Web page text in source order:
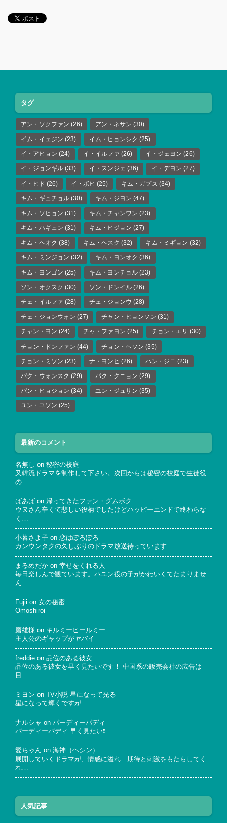
タグ
アン・ソクファン (26) アン・ネサン (30)
イム・イェジン (23) イム・ヒョンシク (25)
イ・アヒョン (24) イ・イルファ (26) イ・ジェヨン (26)
イ・ジョンギル (33) イ・スンジェ (36) イ・デヨン (27)
イ・ヒド (26) イ・ボヒ (25) キム・ガプス (34)
キム・ギュチョル (30) キム・ジヨン (47)
キム・ソヒョン (31) キム・チャンワン (23)
キム・ハギュン (31) キム・ヒジョン (27)
キム・ヘオク (38) キム・ヘスク (32) キム・ミギョン (32)
キム・ミンジョン (32) キム・ヨンオク (36)
キム・ヨンゴン (25) キム・ヨンチョル (23)
ソン・オクスク (30) ソン・ドンイル (26)
チェ・イルファ (28) チェ・ジョンウ (28)
チェ・ジョンウォン (27) チャン・ヒョンソン (31)
チャン・ヨン (24) チャ・ファヨン (25) チョン・エリ (30)
チョン・ドンファン (44) チョン・ヘソン (35)
チョン・ミソン (23) ナ・ヨンヒ (26) ハン・ジニ (23)
パク・ウォンスク (29) パク・クニョン (29)
パン・ヒョジョン (34) ユン・ジュサン (35)
ユン・ユソン (25)
最新のコメント
名無し on 秘密の校庭
又韓流ドラマを制作して下さい。次回からは秘密の校庭で生徒役
の…
ばあば on 帰ってきたファン・グムボク
ウヌさん辛くて悲しい役柄でしたけどハッピーエンドで終わらな
く…
小暮さよ子 on 恋はぽろぽろ
カンウンタクの久しぶりのドラマ放送待っています
まるめだか on 幸せをくれる人
毎日楽しんで観ています。ハユン役の子がかわいくてたまりませ
ん…
Fujii on 女の秘密
Omoshiroi
磨雄様 on キルミーヒールミー
主人公のギャップがヤバイ
freddie on 品位のある彼女
品位のある彼女を早く見たいです！ 中国系の販売会社の広告は
目…
ミヨン on
TV小説 星になって光る
星になって輝くですが…
ナルシャ on バーディーバディ
バーディーバディ 早く見たい❗
愛ちゃん on 海神（ヘシン）
展開していくドラマが、情感に溢れ 期待と刺激をもたらしてく
れ…
人気記事